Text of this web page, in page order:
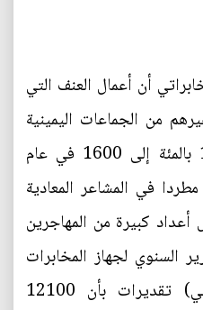
أن أعمال العنف التي
من الجماعات اليمينية
المتطرفة ارتفعت بنسبة 14 بالمئة إلى 1600 في عام
مطردا في المشاعر المعادية
أعداد كبيرة من المهاجرين
التقرير السنوي لجهاز المخابرات
الداخلية الألماني (بي.إف.في) تقديرات بأن 12100